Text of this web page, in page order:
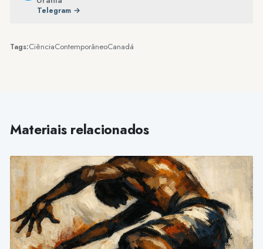
Telegram →
Tags:CiênciaContemporâneoCanadá
Materiais relacionados